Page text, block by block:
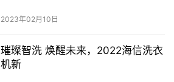
2023年02月10日
璀璨智洗 焕醒未来，2022海信洗衣
机新